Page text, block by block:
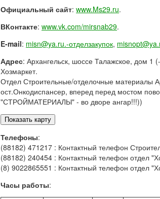
Официальный сайт: www.Ms29.ru.
ВКонтакте: www.vk.com/mirsnab29.
E-mail: misn@ya.ru.-отделзакупок,
Адрес: Архангельск, шоссе Талажское, дом 1
Хозмаркет.
Отдел Строительные/отделочные материалы
ост.Онкодиспансер, вперед перед мостом
"СТРОЙМАТЕРИАЛЫ" - во дворе ангар!!!))
Телефоны:
(88182) 471217 : Контактный телефон
(88182) 240454 : Контактный телефон отдел
(8) 9022865551 : Контактный телефон отдел
Часы работы: